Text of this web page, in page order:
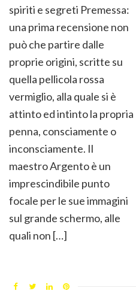
spiriti e segreti Premessa:
una prima recensione non
può che partire dalle
proprie origini, scritte su
quella pellicola rossa
vermiglio, alla quale si è
attinto ed intinto la propria
penna, consciamente o
inconsciamente. Il
maestro Argento è un
imprescindibile punto
focale per le sue immagini
sul grande schermo, alle
quali non […]